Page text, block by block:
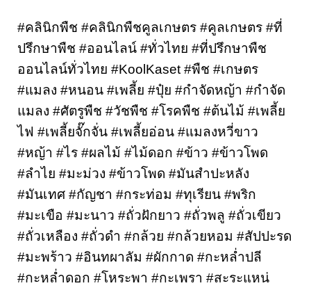
#คลินิกพืช #คลินิกพืชคูลเกษตร #คูลเกษตร #ที่
ปรึกษาพืช #ออนไลน์ #ทั่วไทย #ที่ปรึกษาพืช
ออนไลน์ทั่วไทย #KoolKaset #พืช #เกษตร
#แมลง #หนอน #เพลี้ย #ปุ๋ย #กำจัดหญ้า #กำจัด
แมลง #ศัตรูพืช #วัชพืช #โรคพืช #ต้นไม้ #เพลี้ย
ไฟ #เพลี้ยจั๊กจั่น #เพลี้ยอ่อน #แมลงหวี่ขาว
#หญ้า #ไร #ผลไม้ #ไม้ดอก #ข้าว #ข้าวโพด
#ลำไย #มะม่วง #ข้าวโพด #มันสำปะหลัง
#มันเทศ #กัญชา #กระท่อม #ทุเรียน #พริก
#มะเขือ #มะนาว #ถั่วฝักยาว #ถั่วพลู #ถั่วเขียว
#ถั่วเหลือง #ถั่วดำ #กล้วย #กล้วยหอม #สัปปะรด
#มะพร้าว #อินทผาลัม #ผักกาด #กะหล่ำปลี
#กะหล่ำดอก #โหระพา #กะเพรา #สะระแหน่